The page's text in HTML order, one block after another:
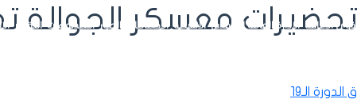
ذوي الإعاقة الإدارة العامة للوافدين الأنشطة الإحصائيات الصور الفيديوهات التقاريرمعسكر الجوالة
الـ19